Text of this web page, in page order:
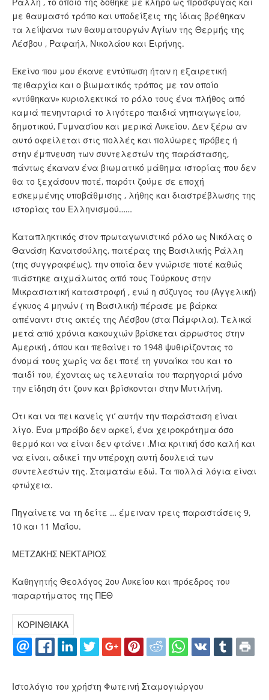
με θαυμαστό τρόπο και υποδείξεις της ίδιας βρέθηκαν
τα λείψανα των θαυματουργών Αγίων της Θερμής της
Λέσβου , Ραφαήλ, Νικολάου και Ειρήνης.
Εκείνο που μου έκανε εντύπωση ήταν η εξαιρετική
πειθαρχία και ο βιωματικός τρόπος με τον οποίο
«ντύθηκαν» κυριολεκτικά το ρόλο τους ένα πλήθος από
καμιά πενηνταριά το λιγότερο παιδιά νηπιαγωγείου,
δημοτικού, Γυμνασίου και μερικά Λυκείου. Δεν ξέρω αν
αυτό οφείλεται στις πολλές και πολύωρες πρόβες ή
στην έμπνευση των συντελεστών της παράστασης,
πάντως έκαναν ένα βιωματικό μάθημα ιστορίας που δεν
θα το ξεχάσουν ποτέ, παρότι ζούμε σε εποχή
εσκεμμένης υποβάθμισης , λήθης και διαστρέβλωσης της
ιστορίας του Ελληνισμού……
Καταπληκτικός στον πρωταγωνιστικό ρόλο ως Νικόλας ο
Θανάση Κανατσούλης, πατέρας της Βασιλικής Ράλλη
(της συγγραφέως), την οποία δεν γνώρισε ποτέ καθώς
πιάστηκε αιχμάλωτος από τους Τούρκους στην
Μικρασιατική καταστροφή , ενώ η σύζυγος του (Αγγελική)
έγκυος 4 μηνών ( τη Βασιλική) πέρασε με βάρκα
απέναντι στις ακτές της Λέσβου (στα Πάμφιλα). Τελικά
μετά από χρόνια κακουχιών βρίσκεται άρρωστος στην
Αμερική , όπου και πεθαίνει το 1948 ψυθιρίζοντας το
όνομά τους χωρίς να δει ποτέ τη γυναίκα του και το
παιδί του, έχοντας ως τελευταία του παρηγοριά μόνο
την είδηση ότι ζουν και βρίσκονται στην Μυτιλήνη.
Ότι και να πει κανείς γι’ αυτήν την παράσταση είναι
λίγο. Ένα μπράβο δεν αρκεί, ένα χειροκρότημα όσο
θερμό και να είναι δεν φτάνει .Μια κριτική όσο καλή και
να είναι, αδικεί την υπέροχη αυτή δουλειά των
συντελεστών της. Σταματάω εδώ. Τα πολλά λόγια είναι
φτώχεια.
Πηγαίνετε να τη δείτε … έμειναν τρεις παραστάσεις 9,
10 και 11 Μαΐου.
ΜΕΤΖΑΚΗΣ ΝΕΚΤΑΡΙΟΣ
Καθηγητής Θεολόγος 2ου Λυκείου και πρόεδρος του
παραρτήματος της ΠΕΘ
ΚΟΡΙΝΘΙΑΚΑ
Ιστολόγιο του χρήστη Φωτεινή Σταμογιώργου